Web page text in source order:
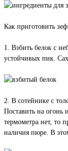
Как приготовить
1. Взбить белок с
устойчивых пик.
2. В сотейнике с
Поставить на огонь
термометра нет, то
наличия пюре. В